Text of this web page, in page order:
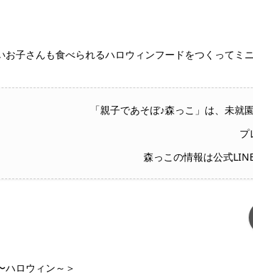
子さんも食べられるハロウィンフードをつくってミ
「親子であそぼ♪森っこ」は、未就
プ
森っこの情報は公式
ハロウィン～＞